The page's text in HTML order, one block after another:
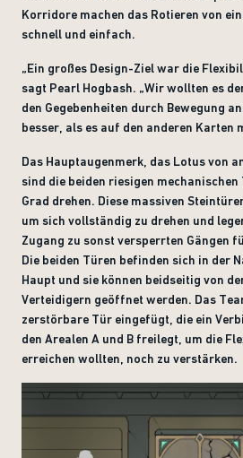
Korridore machen das Rotieren von
schnell und einfach.
„Ein großes Design-Ziel war die
sagt Pearl Hogbash. „Wir wollten es
den Gegebenheiten durch Bewegung
besser, als es auf den anderen Karten
Das Hauptaugenmerk, das Lotus von
sind die beiden riesigen
Grad drehen. Diese massiven
um sich vollständig zu drehen und
Zugang zu sonst versperrten Gängen
Die beiden Türen befinden sich in der
Haupt und sie können beidseitig von
Verteidigern geöffnet werden. Das
zerstörbare Tür eingefügt, die ein
den Arealen A und B freilegt, um die
erreichen wollten, noch zu verstärken.